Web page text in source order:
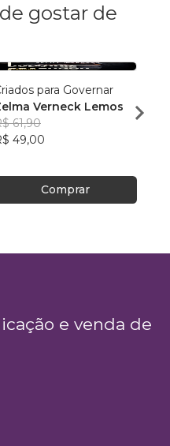
gostar de
para Governar
Verneck Lemos
61,90
49,00
Comprar
R$
e venda de